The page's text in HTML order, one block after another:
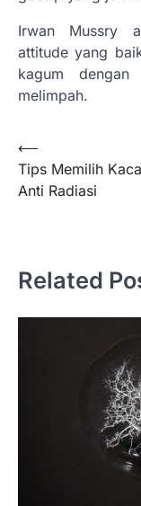
Irwan Mussry
attitude yang
kagum
melimpah.
Navigasi
pos
⟵
Tips Memilih
Anti Radiasi
Related